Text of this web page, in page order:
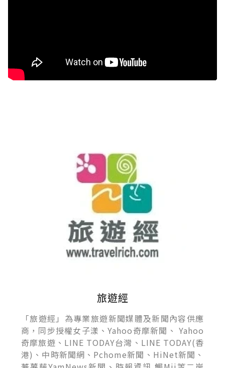
旅遊經
「旅遊經」為專業旅遊新聞媒體及新聞內容供應
商，同步授權女子漾、Yahoo奇摩新聞、 Yahoo
奇摩旅遊、LINE TODAY台灣、LINE TODAY(香
港)、中時新聞網、Pchome新聞、HiNet新聞、